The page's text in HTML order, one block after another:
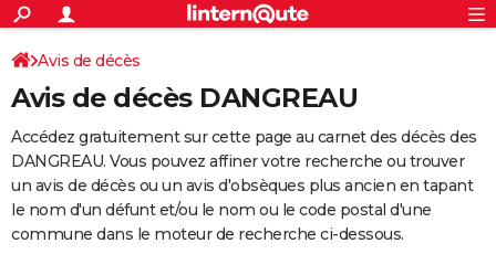
ACTUALITÉS
Politique
Société
Faits Divers
Education
Monde
Villes
+
SPORT
Coupe du monde 2026
Football
Tennis
Cyclisme
Rugby
Forum
Programme TV
TNT
Streaming
Cinéma
Sorties cinéma
Musique
+
FINANCE
Impôts
Immobilier
Risques naturels par ville
Banque
Assurance
Crédit
AUTO
Essais
Réserver un essai
Citadines
Berlines
SUV
Forum auto
+
Avis de décès
Avis de décès DANGREAU
Accédez gratuitement sur cette page au carnet des décès des
DANGREAU. Vous pouvez affiner votre recherche ou trouver
un avis de décès ou un avis d'obsèques plus ancien en tapant
le nom d'un défunt et/ou le nom ou le code postal d'une
commune dans le moteur de recherche ci-dessous.